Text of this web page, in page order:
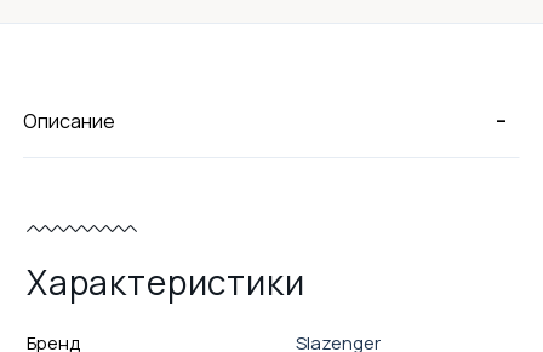
-
Описание
Характеристики
Бренд
Slazenger